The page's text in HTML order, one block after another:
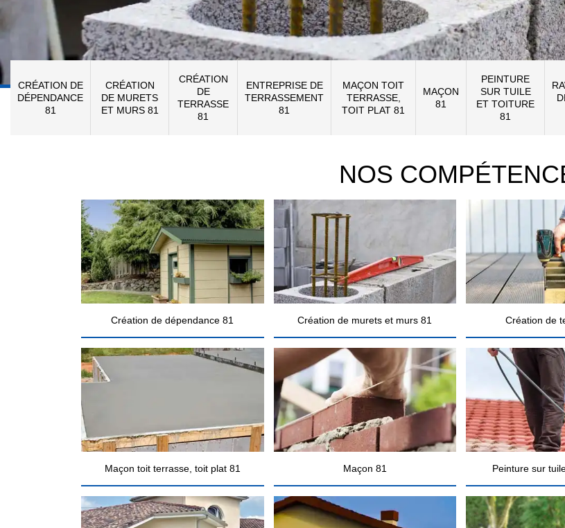
CRÉATION DE
DÉPENDANCE
81
CRÉATION
DE MURETS
ET MURS 81
CRÉATION
DE
TERRASSE
81
ENTREPRISE DE
TERRASSEMENT
81
MAÇON TOIT
TERRASSE,
TOIT PLAT 81
MAÇON
81
PEINTURE
SUR TUILE
ET TOITURE
81
NOS
Création de dépendance 81 Création de murets et murs 81 Création de
Maçon toit terrasse, toit plat 81 Maçon 81 Peinture sur